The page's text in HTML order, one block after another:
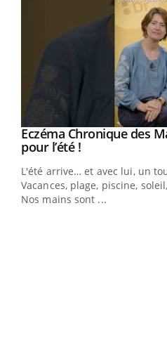
Youtube
Eczéma Chronique des
pour l’été !Youtube
L'été arrive… et avec lui, un
Vacances, plage, piscine,
Nos mains sont ...